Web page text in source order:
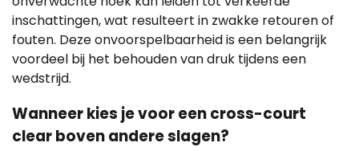
inschattingen, wat resulteert in zwakke retouren of
fouten. Deze onvoorspelbaarheid is een belangrijk
voordeel bij het behouden van druk tijdens een
wedstrijd.
Wanneer kies je voor een cross-court
clear boven andere slagen?